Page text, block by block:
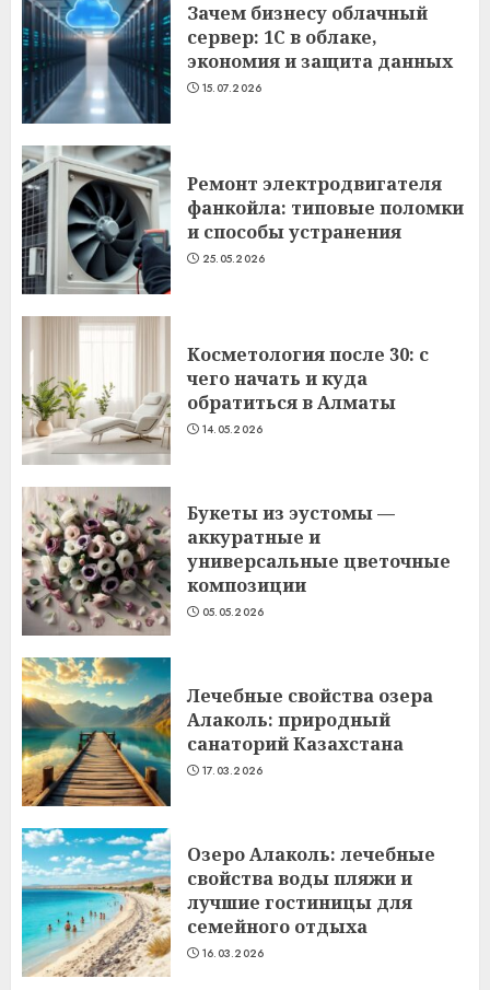
Зачем бизнесу облачный
сервер: 1С в облаке,
экономия и защита данных
15.07.2026
Ремонт электродвигателя
фанкойла: типовые поломки
и способы устранения
25.05.2026
Косметология после 30: с
чего начать и куда
обратиться в Алматы
14.05.2026
Букеты из эустомы —
аккуратные и
универсальные цветочные
композиции
05.05.2026
Лечебные свойства озера
Алаколь: природный
санаторий Казахстана
17.03.2026
Озеро Алаколь: лечебные
свойства воды пляжи и
лучшие гостиницы для
семейного отдыха
16.03.2026